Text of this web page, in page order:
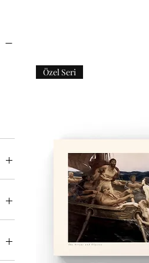
Özel Seri